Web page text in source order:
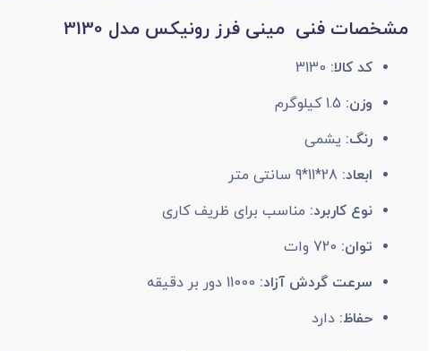
مشخصات فنی مینی فرز رونیکس مدل 3130
کد کالا:
وزن: 1.5 کیلوگرم
رنگ: یشمی
ابعاد: 28*11*9 سانتی متر
نوع کاربرد: مناسب برای ظریف کاری
توان:
سرعت گردش آزاد:
حفاظ: دارد